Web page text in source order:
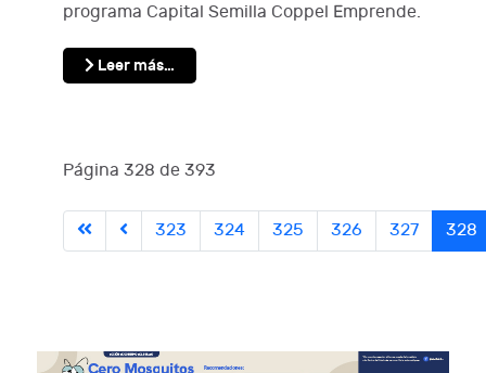
programa Capital Semilla Coppel Emprende.
Leer más…
Página 328 de 393
323 324 325 326 327 328